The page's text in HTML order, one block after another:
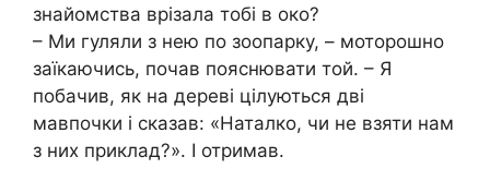
знайомства врізала тобі в око?
– Ми гуляли з нею по зоопарку, – моторошно
заїкаючись, почав пояснювати той. – Я
побачив, як на дереві цілуються дві
мавпочки і сказав: «Наталко, чи не взяти нам
з них приклад?». І отримав.